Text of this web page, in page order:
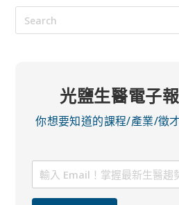
光鹽生醫電子報
你想要知道的課程/產業/徵